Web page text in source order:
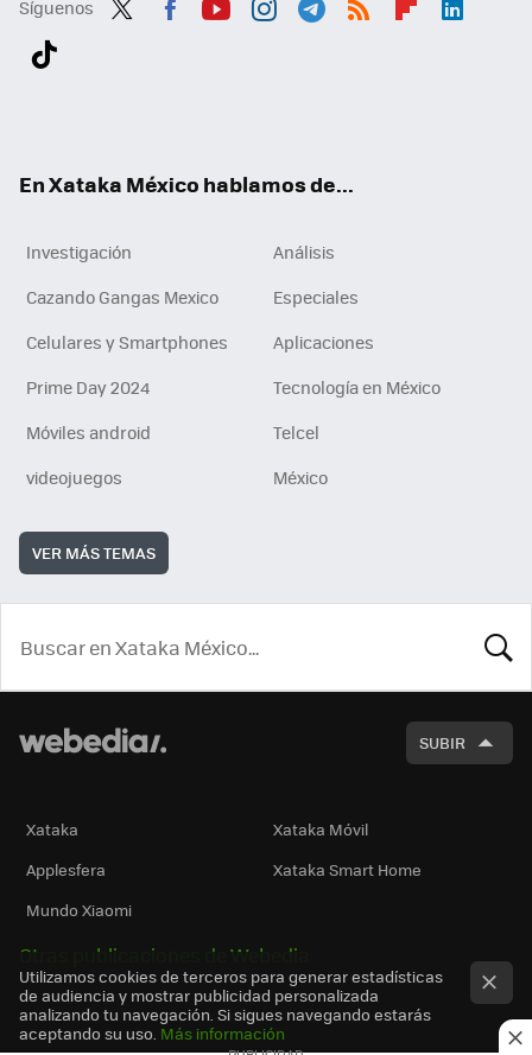
Síguenos
En Xataka México hablamos de...
Investigación
Análisis
Cazando Gangas Mexico
Especiales
Celulares y Smartphones
Aplicaciones
Prime Day 2024
Tecnología en México
Móviles android
Telcel
videojuegos
México
VER MÁS TEMAS
SUBIR
Xataka
Xataka Móvil
Applesfera
Xataka Smart Home
Mundo Xiaomi
Otras publicaciones de Webedia
Utilizamos cookies de terceros para generar estadísticas
de audiencia y mostrar publicidad personalizada
analizando tu navegación. Si sigues navegando estarás
aceptando su uso. Más información